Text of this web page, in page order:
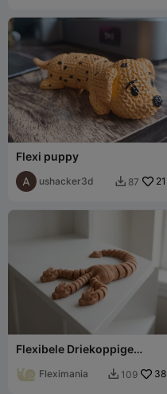
Flexi puppy
ushacker3d  87 21
Flexibele Driekoppige
Fleximania  109 38